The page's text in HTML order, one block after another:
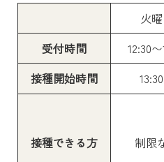
火
受付時間
12:30
接種開始時間
接種できる方 制限